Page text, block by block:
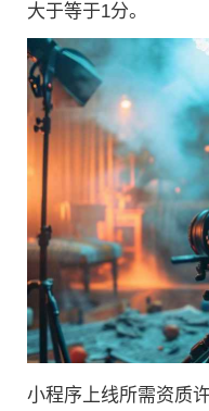
大于等于1分。
小程序上线所需资质